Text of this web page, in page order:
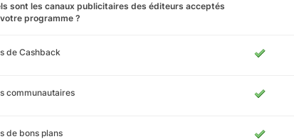
sont les canaux publicitaires des éditeurs acceptés
programme ?
de Cashback
communautaires
de bons plans